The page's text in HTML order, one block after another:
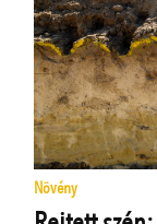
Növény